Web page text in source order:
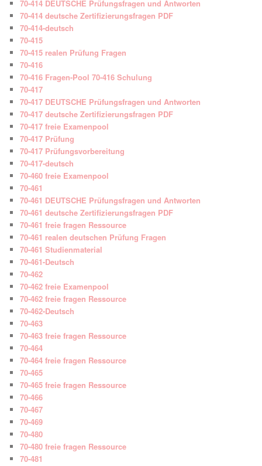
70-414 DEUTSCHE Prüfungsfragen und Antworten
70-414 deutsche Zertifizierungsfragen PDF
70-414-deutsch
70-415
70-415 realen Prüfung Fragen
70-416
70-416 Fragen-Pool 70-416 Schulung
70-417
70-417 DEUTSCHE Prüfungsfragen und Antworten
70-417 deutsche Zertifizierungsfragen PDF
70-417 freie Examenpool
70-417 Prüfung
70-417 Prüfungsvorbereitung
70-417-deutsch
70-460 freie Examenpool
70-461
70-461 DEUTSCHE Prüfungsfragen und Antworten
70-461 deutsche Zertifizierungsfragen PDF
70-461 freie fragen Ressource
70-461 realen deutschen Prüfung Fragen
70-461 Studienmaterial
70-461-Deutsch
70-462
70-462 freie Examenpool
70-462 freie fragen Ressource
70-462-Deutsch
70-463
70-463 freie fragen Ressource
70-464
70-464 freie fragen Ressource
70-465
70-465 freie fragen Ressource
70-466
70-467
70-469
70-480
70-480 freie fragen Ressource
70-481